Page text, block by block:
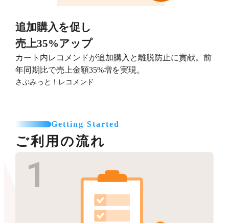
追加購入を促し
売上35%アップ
カート内レコメンドが追加購入と離脱防止に貢献。前
年同期比で売上金額35%増を実現。
さぶみっと！レコメンド
Getting Started
ご利用の流れ